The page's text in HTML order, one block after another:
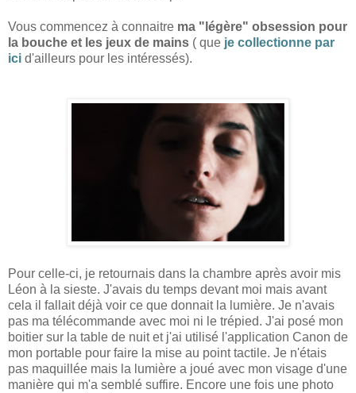
Vous commencez à connaitre ma "légère" obsession pour
la bouche et les jeux de mains ( que je collectionne par
ici d'ailleurs pour les intéressés).
Pour celle-ci, je retournais dans la chambre après avoir mis
Léon à la sieste. J'avais du temps devant moi mais avant
cela il fallait déjà voir ce que donnait la lumière. Je n'avais
pas ma télécommande avec moi ni le trépied. J'ai posé mon
boitier sur la table de nuit et j'ai utilisé l'application Canon de
mon portable pour faire la mise au point tactile. Je n'étais
pas maquillée mais la lumière a joué avec mon visage d'une
manière qui m'a semblé suffire. Encore une fois une photo